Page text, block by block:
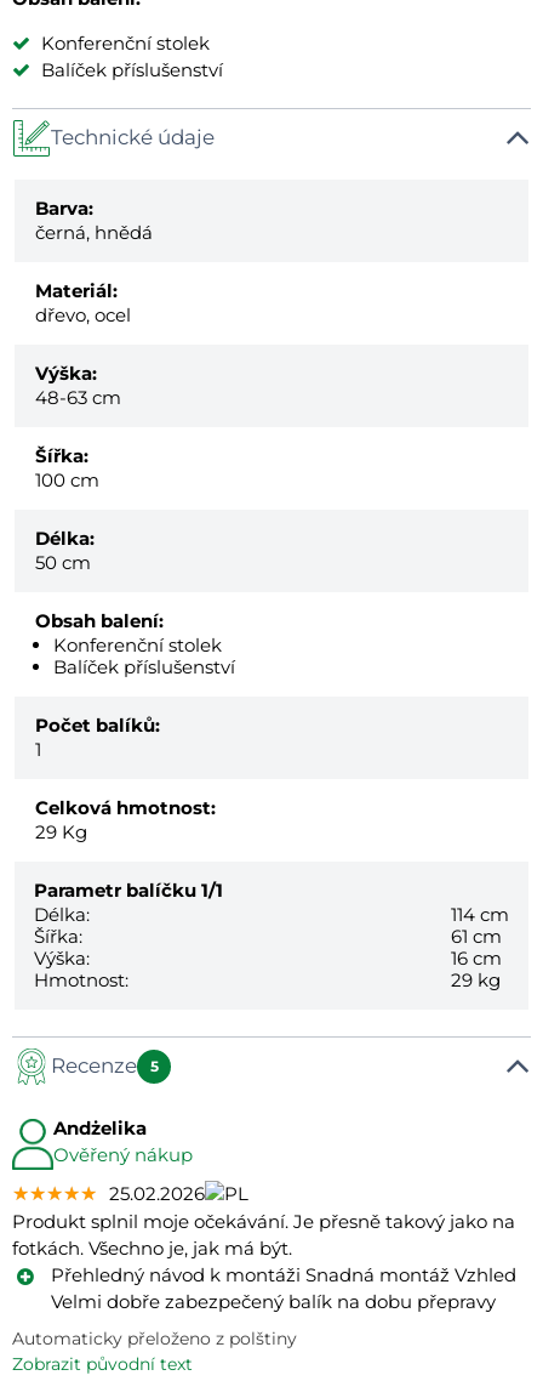
Konferenční stolek
Balíček příslušenství
Technické údaje
Barva:
černá, hnědá
Materiál:
dřevo, ocel
Výška:
48-63 cm
Šířka:
100 cm
Délka:
50 cm
Obsah balení:
Konferenční stolek
Balíček příslušenství
Počet balíků:
1
Celková hmotnost:
29 Kg
Parametr balíčku 1/1
Délka:
114 cm
Šířka:
61 cm
Výška:
16 cm
Hmotnost:
29 kg
Recenze 5
Andżelika
Ověřený nákup
★★★★★
★★★★★
★★★★★ 25.02.2026
Produkt splnil moje očekávání. Je přesně takový jako na
fotkách. Všechno je, jak má být.
Přehledný návod k montáži Snadná montáž Vzhled
Velmi dobře zabezpečený balík na dobu přepravy
Automaticky přeloženo z polštiny
zobrazit původní text